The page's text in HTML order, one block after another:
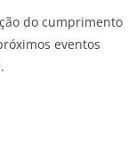
do cumprimento
eventos